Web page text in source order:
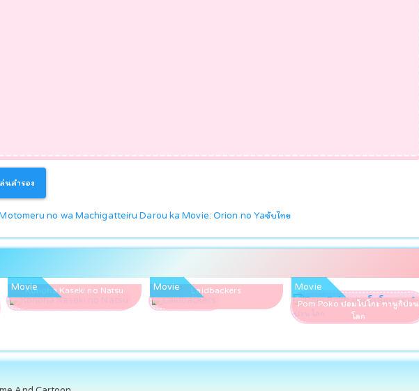
นสำรอง
no wa Machigatteiru Darou ka Movie: Orion no Yaซับไทย
Konoha Kaseki no Natsu
Movie Laidbackers
Movie
Pom Poko ปอมโปโกะ ทานูกิป่วน
โลก
Movie